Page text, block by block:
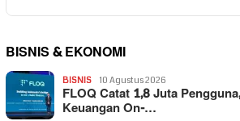
BISNIS & EKONOMI
BISNIS 10 Agustus 2026
FLOQ Catat 1,8 Juta
Keuangan On-…